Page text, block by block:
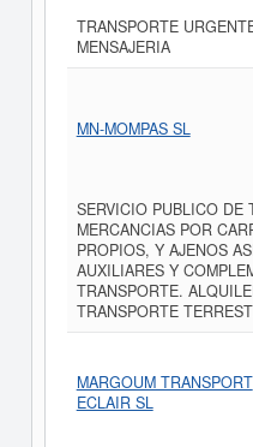
TRANSPORTE
MENSAJERIA
MN-MOMPAS SL
SERVICIO PUBLICO DE
MERCANCIAS POR
PROPIOS, Y AJENOS
AUXILIARES Y
TRANSPORTE.
TRANSPORTE
MARGOUM TRANSPORT
ECLAIR SL